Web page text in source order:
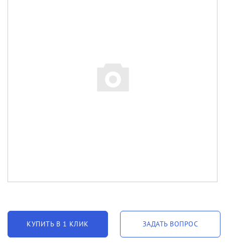
КУПИТЬ В 1 КЛИК ЗАДАТЬ ВОПРОС